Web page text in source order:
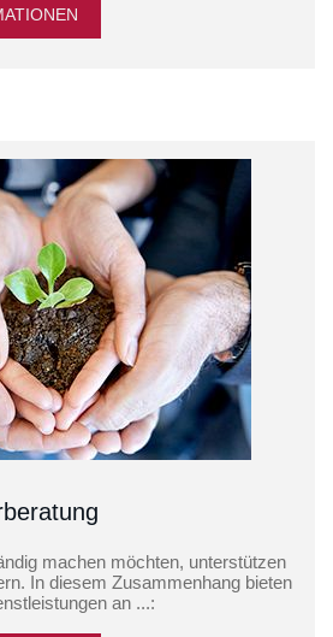
machen möchten, unterstützen
In diesem Zusammenhang bieten
an ...: